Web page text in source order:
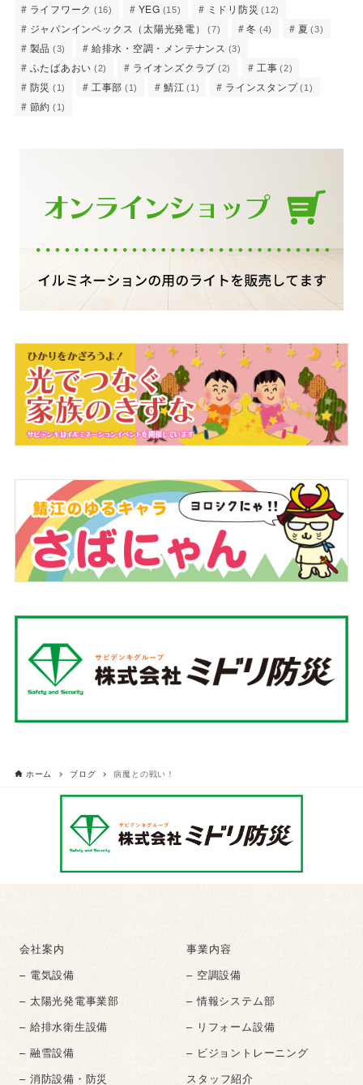
ライフワーク (16) YEG (15) ミドリ防災 (12)
ジャパンインペックス（太陽光発電） (7) 冬 (4) 夏 (3)
製品 (3) 給排水・空調・メンテナンス (3)
ふたばあおい (2) ライオンズクラブ (2) 工事 (2)
防災 (1) 工事部 (1) 鯖江 (1) ラインスタンプ (1)
節約 (1)
ホーム ブログ 病魔との戦い！
会社案内
事業内容
– 電気設備
– 空調設備
– 太陽光発電事業部
– 情報システム部
– 給排水衛生設備
– リフォーム設備
– 融雪設備
– ビジョントレーニング
– 消防設備・防災
スタッフ紹介